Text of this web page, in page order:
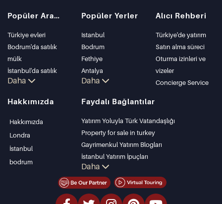
Popüler Aramalar
Türkiye evleri
Bodrum'da satılık
mülk
İstanbul'da satılık
daire
Bodrum Villası
Antalya'da satılık
Daha
Popüler Yerler
Istanbul
Bodrum
Fethiye
Antalya
Kalkan
Kas
Bursa
Gocek
Side
Kemer
Dalyan
Izmir
Belek
Daha
Alıcı Rehberi
Türkiye'de yatırım
Satın alma süreci
Oturma izinleri ve
vizeler
Concierge Service
Hakkımızda
Hakkımızda
Londra
İstanbul
bodrum
Faydalı Bağlantılar
Yatırım Yoluyla Türk Vatandaşlığı
Property for sale in turkey
Gayrimenkul Yatırım Blogları
İstanbul Yatırım İpuçları
PropertyTurkey TV
İstanbul Yatırım Gayrimenkulleri
Mülkünüzü Satmak
Daha